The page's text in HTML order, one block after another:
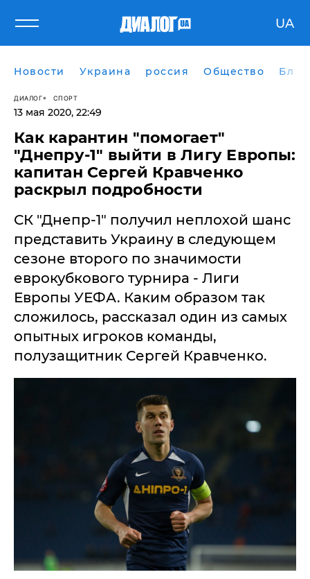
UA
Новости Украина россия Общество
ДИАЛОГ СПОРТ
13 мая 2020, 22:49
Как карантин "помогает"
"Днепру-1" выйти в Лигу Европы:
капитан Сергей Кравченко
раскрыл подробности
СК "Днепр-1" получил неплохой шанс
представить Украину в следующем
сезоне второго по значимости
еврокубкового турнира - Лиги
Европы УЕФА. Каким образом так
сложилось, рассказал один из самых
опытных игроков команды,
полузащитник Сергей Кравченко.